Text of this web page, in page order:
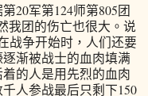
20军第124师第805团
我团的伤亡也很大。说
战争开始时，人们还要
渐被战士的血肉填满
的人是用先烈的血肉
人参战最后只剩下150